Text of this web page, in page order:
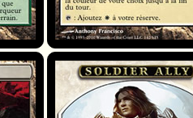
Soldat et Allié